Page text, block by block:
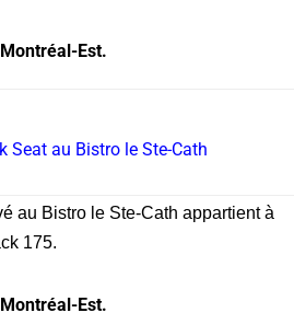
Est.
Seat au Bistro le Ste-Cath
au Bistro le Ste-Cath appartient à
175.
Est.